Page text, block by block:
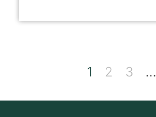
1 2 3 …